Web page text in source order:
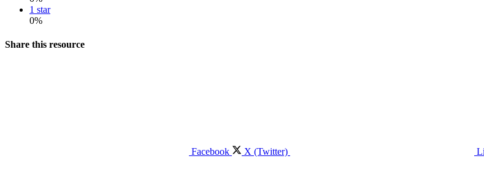
1 star
0%
Share this resource
Facebook X (Twitter)